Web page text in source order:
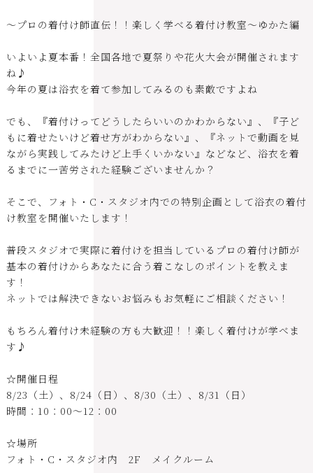
～プロの着付け師直伝！！楽しく学べる着付け教室～ゆかた編
いよいよ夏本番！全国各地で夏祭りや花火大会が開催されます
ね♪
今年の夏は浴衣を着て参加してみるのも素敵ですよね
でも、『着付けってどうしたらいいのかわからない』、『子ど
もに着せたいけど着せ方がわからない』、『ネットで動画を見
ながら実践してみたけど上手くいかない』などなど、浴衣を着
るまでに一苦労された経験ございませんか？
そこで、フォト・C・スタジオ内での特別企画として浴衣の着付
け教室を開催いたします！
普段スタジオで実際に着付けを担当しているプロの着付け師が
基本の着付けからあなたに合う着こなしのポイントを教えま
す！
ネットでは解決できないお悩みもお気軽にご相談ください！
もちろん着付け未経験の方も大歓迎！！楽しく着付けが学べま
す♪
☆開催日程
8/23（土）、8/24（日）、8/30（土）、8/31（日）
時間：10：00～12：00
☆場所
フォト・C・スタジオ内 2F メイクルーム